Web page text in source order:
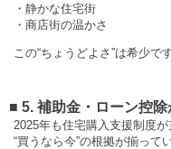
・静かな住宅街
・商店街の温かさ
この“ちょうどよさ”は希少です
■ 5. 補助金・ローン控
2025年も住宅購入支援制度が
“買うなら今”の根拠が揃って